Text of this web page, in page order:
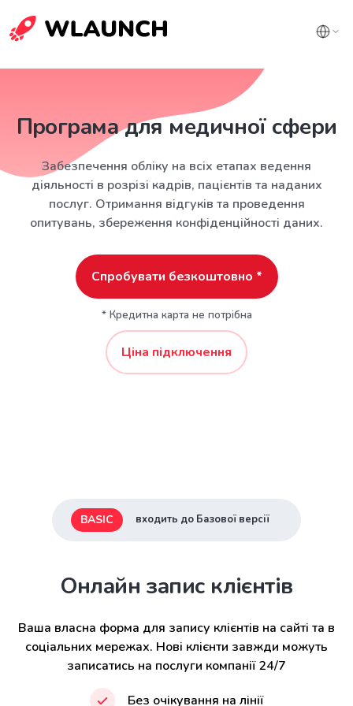
Програма для медичної сфери
Забезпечення обліку на всіх етапах ведення
діяльності в розрізі кадрів, пацієнтів та наданих
послуг. Отримання відгуків та проведення
опитувань, збереження конфіденційності даних.
Спробувати безкоштовно *
* Кредитна карта не потрібна
Ціна підключення
BASIC входить до Базової версії
Онлайн запис клієнтів
Ваша власна форма для запису клієнтів на сайті та в
соціальних мережах. Нові клієнти завжди можуть
записатись на послуги компанії 24/7
Без очікування на лінії